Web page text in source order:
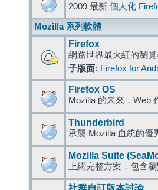
2009 最新 個人化
Mozilla 系列軟體
Firefox
網路世界最火紅的瀏覽
子版面: Firefox for
Firefox OS
Mozilla 的未來，Web
Thunderbird
承襲 Mozilla 血統的優
Mozilla Suite
上網完整方案，包含
社群自訂版本討論